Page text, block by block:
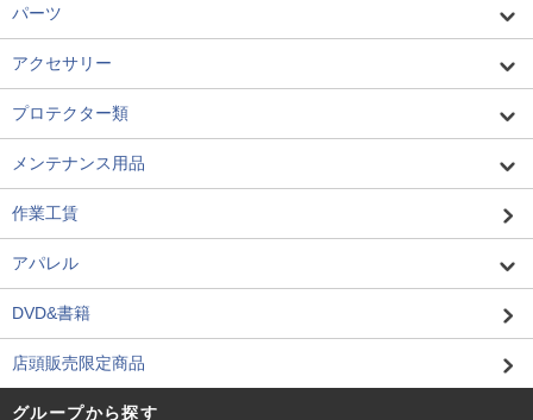
パーツ
アクセサリー
プロテクター類
メンテナンス用品
作業工賃
アパレル
DVD&書籍
店頭販売限定商品
グループから探す